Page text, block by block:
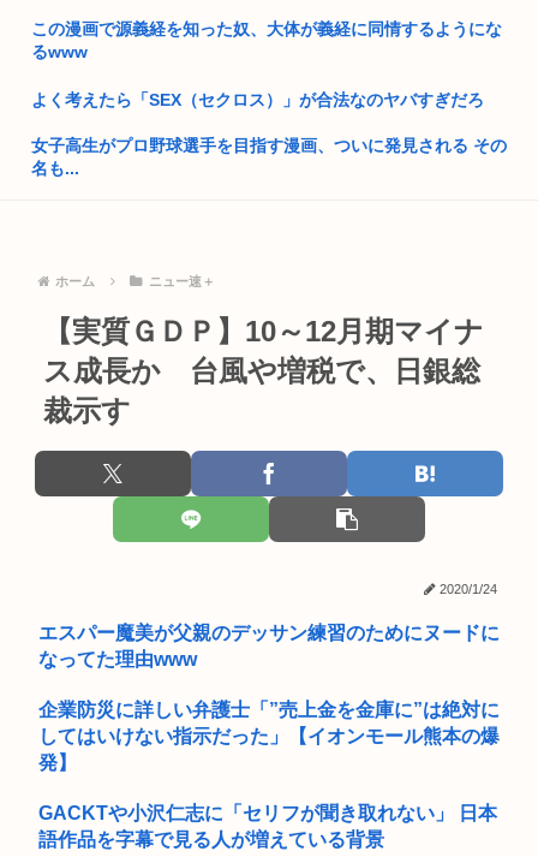
35歳私、>>5で処女捧げます
高市首相、出張マッサージへ
【熊本地震】厚労省「被災者に10万円貸し付けます」
【画像】小池百合子×高市早苗
ワイ風俗とか行ったことないんやけどさ??
【動画】女さん「男と話してる時、おぱーい見てるのすぐわか
る」
【高市】ゴラム(56歳)、女子中学生をナイフで脅し性的暴行
この漫画で源義経を知った奴、大体が義経に同情するようにな
るwww
よく考えたら「SEX（セクロス）」が合法なのヤバすぎだろ
女子高生がプロ野球選手を目指す漫画、ついに発見される その
名も...
北斗晶、北海道大学生暴行死で無期懲役判決に 「若年層だから
【韓国悲報】「THE NORTH FACE」の人気が低下
介護・建設・運送業社員「つらいからもう辞めます…」←人が
辞めすぎ...
【動画】手術中に熊本地震直撃やばすぎ
ジャンポケ斉藤、想像以上にキモくて実刑で当然だったwww
MARCHって高学歴なの？
いだけ」
自身のパソコンの中に宮沢りえや栗山千明やシャルロット・ゲ
ンズブー...
【画像】このハゲにやられたJKがたくさんいるという事実
ホーム ニュー速＋
【実質ＧＤＰ】10～12月期マイナ
ス成長か 台風や増税で、日銀総
裁示す
2020/1/24
エスパー魔美が父親のデッサン練習のためにヌードに
なってた理由www
企業防災に詳しい弁護士「”売上金を金庫に”は絶対に
してはいけない指示だった」【イオンモール熊本の爆
発】
GACKTや小沢仁志に「セリフが聞き取れない」 日本
語作品を字幕で見る人が増えている背景